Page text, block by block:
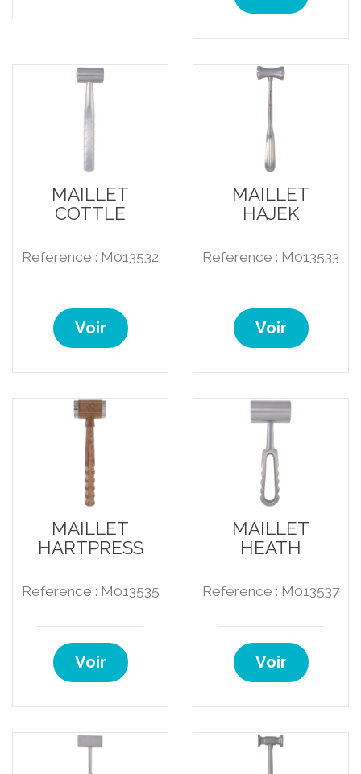
MAILLET
COTTLE
Reference : M013532
Voir
MAILLET
HAJEK
Reference : M013533
Voir
MAILLET
HARTPRESS
Reference : M013535
Voir
MAILLET
HEATH
Reference : M013537
Voir